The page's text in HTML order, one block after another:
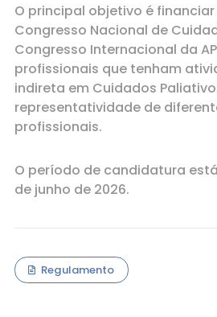
O principal objetivo é
Congresso Nacional de
Congresso Internacional da
profissionais que tenham
indireta em Cuidados
representatividade de
profissionais.
O período de candidatura
de junho de 2026.
Regulamento